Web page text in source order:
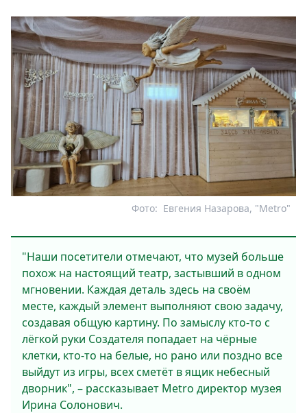
Евгения Назарова, "Metro"
Фото:
"Наши посетители отмечают, что музей больше
похож на настоящий театр, застывший в одном
мгновении. Каждая деталь здесь на своём
месте, каждый элемент выполняют свою задачу,
создавая общую картину. По замыслу кто-то с
лёгкой руки Создателя попадает на чёрные
клетки, кто-то на белые, но рано или поздно все
выйдут из игры, всех сметёт в ящик небесный
дворник", – рассказывает Metro директор музея
Ирина Солонович.